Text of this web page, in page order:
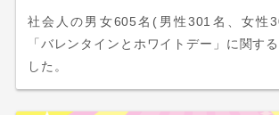
社会人の男女605名(男性301名、女性
「バレンタインとホワイトデー」に関す
した。